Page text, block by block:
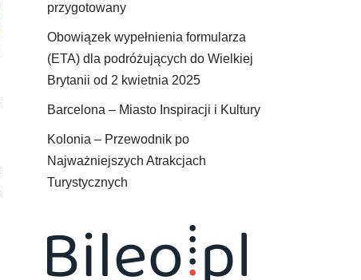
przygotowany
Obowiązek wypełnienia formularza
(ETA) dla podróżujących do Wielkiej
Brytanii od 2 kwietnia 2025
Barcelona – Miasto Inspiracji i Kultury
Kolonia – Przewodnik po
Najważniejszych Atrakcjach
Turystycznych